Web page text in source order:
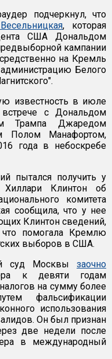
подчеркнул, что
, которая
США Дональдом
кампании
на Кремль
Белого
известность в июле
с Дональдом
Трампа Джаредом
Полом Манафортом,
года в небоскребе
пытался получить у
Хиллари Клинтон об
комитета
сообщила, что у нее
Клинтон сведений,
помогала Кремлю
выборов в США.
суд Москвы заочно
к девяти годам
на сумму более
фальсификации
использования
Он был признан
две недели после
в международный